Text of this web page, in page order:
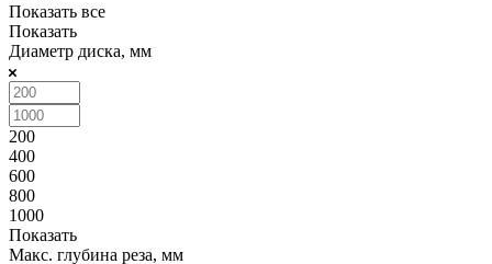
Показать все
Показать
Диаметр диска, мм
200
400
600
800
1000
Показать
Макс. глубина реза, мм